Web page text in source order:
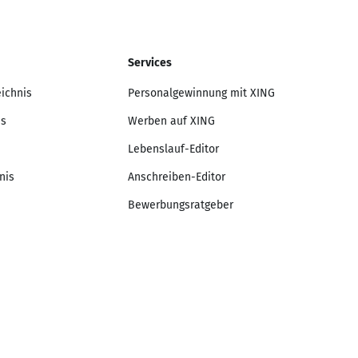
Services
Personalgewinnung mit XING
Werben auf XING
Lebenslauf-Editor
Anschreiben-Editor
Bewerbungsratgeber